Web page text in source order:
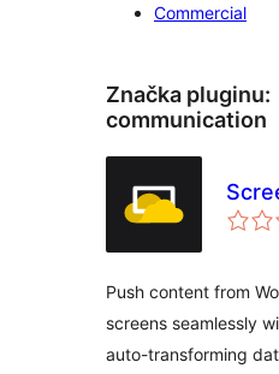
Commercial
Značka pluginu:
communication
Push content from
screens seamlessly
auto-transforming